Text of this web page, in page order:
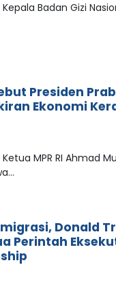
Kepala Badan Gizi
Presiden
Ekonomi
Ketua MPR RI Ahmad
Donald
Perintah